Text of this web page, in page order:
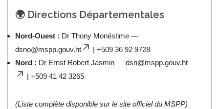
🌍 Directions Départementales
Nord-Ouest : Dr Thony Monéstime —
dsno@mspp.gouv.ht
| +509 36 92 9728
Nord : Dr Ernst Robert Jasmin —dsn@mspp.gouv.ht
| +509 41 42 3265
(Liste complète disponible sur le site officiel du MSPP)